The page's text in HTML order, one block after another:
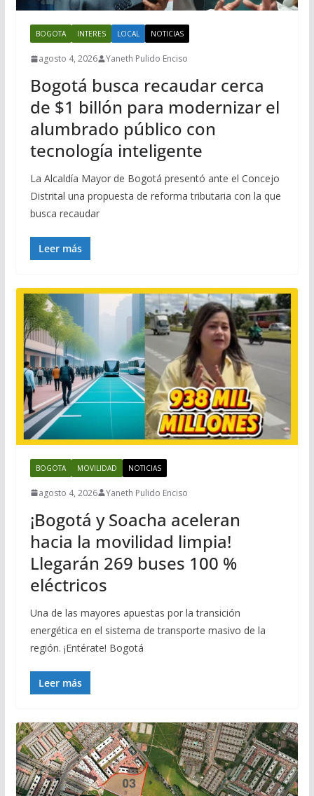
BOGOTA INTERES LOCAL NOTICIAS
agosto 4, 2026 Yaneth Pulido Enciso
Bogotá busca recaudar cerca
de $1 billón para modernizar el
alumbrado público con
tecnología inteligente
La Alcaldía Mayor de Bogotá presentó ante el Concejo
Distrital una propuesta de reforma tributaria con la que
busca recaudar
Leer más
BOGOTA MOVILIDAD NOTICIAS
agosto 4, 2026 Yaneth Pulido Enciso
¡Bogotá y Soacha aceleran
hacia la movilidad limpia!
Llegarán 269 buses 100 %
eléctricos
Una de las mayores apuestas por la transición
energética en el sistema de transporte masivo de la
región. ¡Entérate! Bogotá
Leer más